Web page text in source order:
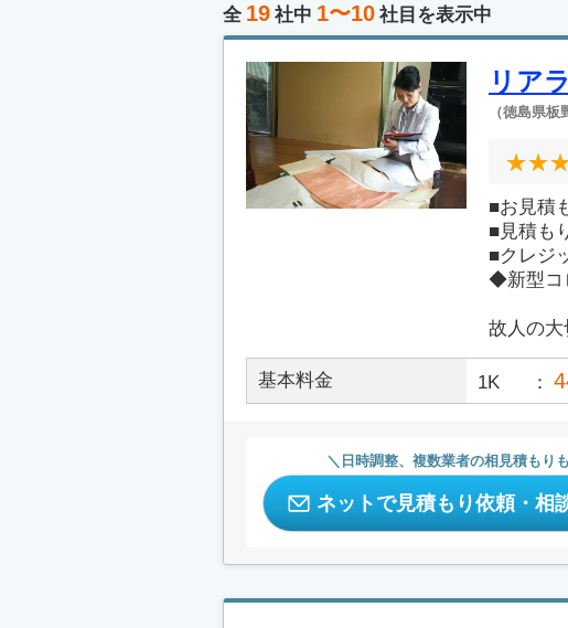
全 19 社中 1〜10 社目を表示中
リア
（徳島県板
■お見積
■見積も
■クレジ
◆新型コ
故人の
基本料金 1K
日時調整、複数業者の相見積もり
ネットで見積もり依頼・相